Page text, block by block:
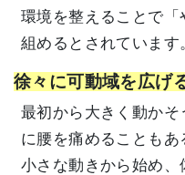
環境を整えることで「
組めるとされています
徐々に可動域を広げ
最初から大きく動か
に腰を痛めることも
小さな動きから始め